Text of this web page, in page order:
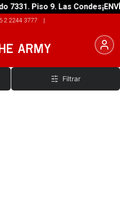
7331. Piso 9. Las Condes
2 2244 3777 |
Filtrar